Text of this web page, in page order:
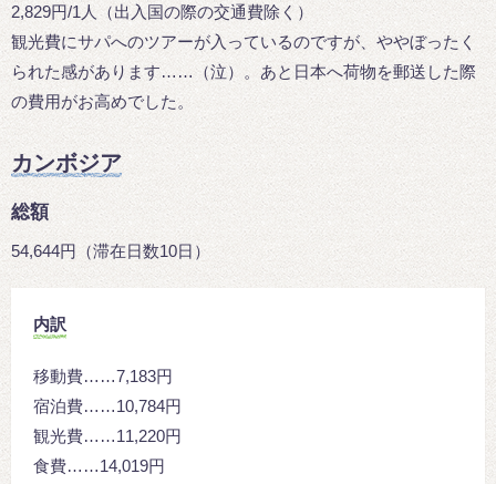
2,829円/1人（出入国の際の交通費除く）
観光費にサパへのツアーが入っているのですが、ややぼったく
られた感があります……（泣）。あと日本へ荷物を郵送した際
の費用がお高めでした。
カンボジア
総額
54,644円（滞在日数10日）
内訳
移動費……7,183円
宿泊費……10,784円
観光費……11,220円
食費……14,019円